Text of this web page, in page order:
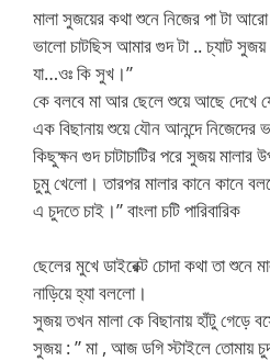
মালা সুজয়ের কথা শুনে নিজের পা টা
ভালো চাটছিস আমার গুদ টা .. চ্যাট
যা…ওঃ কি সুখ।”
কে বলবে মা আর ছেলে শুয়ে আছে দেখে
এক বিছানায় শুয়ে যৌন আনন্দে নিজেদের
কিছুক্ষন গুদ চাটাচাটির পরে সুজয় মালার
চুমু খেলো। তারপর মালার কানে কানে
এ চুদতে চাই।” বাংলা চটি পারিবারিক
ছেলের মুখে ডাইরেক্ট চোদা কথা তা শুনে
নাড়িয়ে হ্যা বললো।
সুজয় তখন মালা কে বিছানায় হাঁটু গেড়ে
সুজয় : ” মা , আজ ডগি স্টাইলে তোমায়